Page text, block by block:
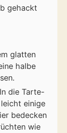
gehackt
glatten
halbe
die Tarte-
einige
bedecken
wie